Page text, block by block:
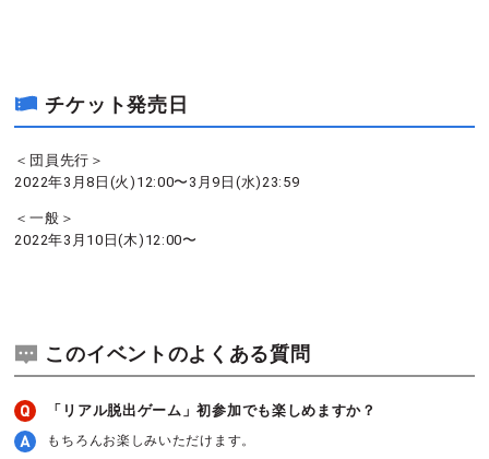
チケット発売日
＜団員先行＞
2022年3月8日(火)12:00〜3月9日(水)23:59
＜一般＞
2022年3月10日(木)12:00〜
このイベントのよくある質問
「リアル脱出ゲーム」初参加でも楽しめますか？
もちろんお楽しみいただけます。